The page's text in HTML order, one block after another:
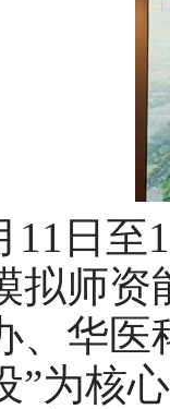
11日
拟师资
、华医
”为核